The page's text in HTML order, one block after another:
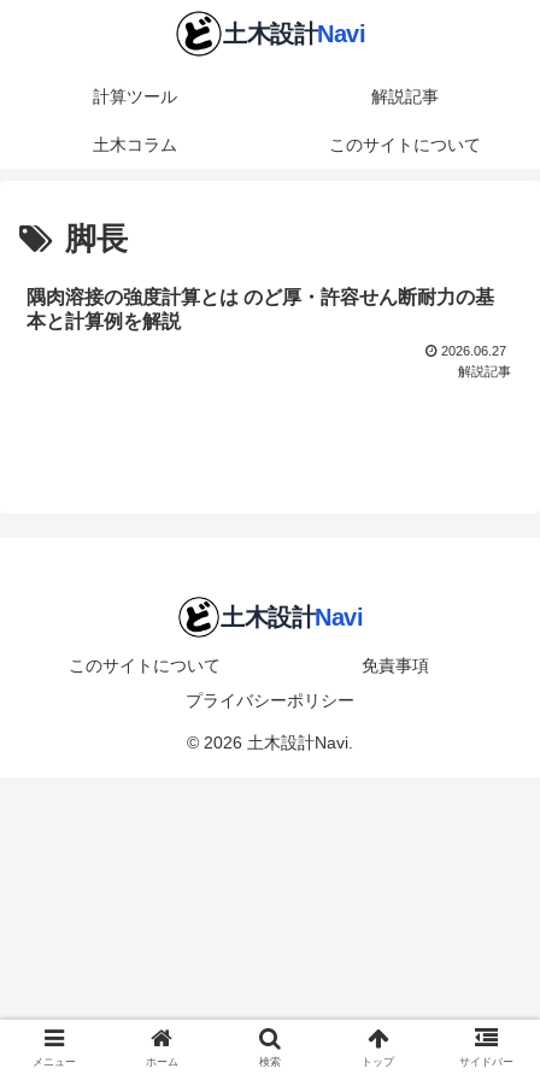
計算ツール 解説記事
土木コラム このサイトについて
脚長
隅肉溶接の強度計算とは のど厚・許容せん断耐力の基
本と計算例を解説
2026.06.27
解説記事
このサイトについて
免責事項
プライバシーポリシー
© 2026 土木設計Navi.
メニュー ホーム 検索 トップ サイドバー